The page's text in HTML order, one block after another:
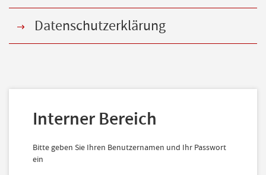
Datenschutzerklärung
Interner Bereich
Bitte geben Sie Ihren Benutzernamen und Ihr Passwort
ein